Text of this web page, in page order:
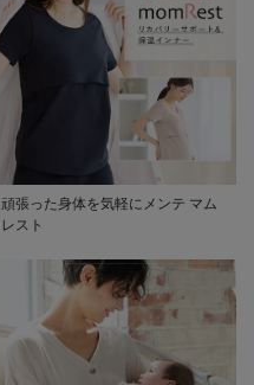
頑張った身体を気軽にメンテ マム
レスト